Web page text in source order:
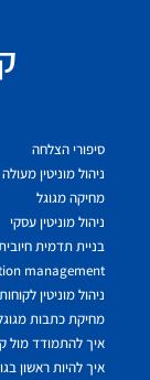
סיפורי הצלחה
ניהול מוניטין מעולה
מחיקה מגוגל
ניהול מוניטין עסקי
בניית תדמית
management
ניהול מוניטין
מחיקת כתבות
איך להתמודד מול
איך להיות ראשון